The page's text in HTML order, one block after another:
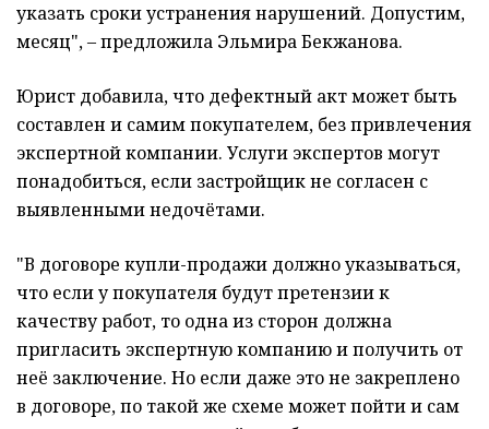
указать сроки устранения нарушений. Допустим,
месяц", – предложила Эльмира Бекжанова.
Юрист добавила, что дефектный акт может быть
составлен и самим покупателем, без привлечения
экспертной компании. Услуги экспертов могут
понадобиться, если застройщик не согласен с
выявленными недочётами.
"В договоре купли-продажи должно указываться,
что если у покупателя будут претензии к
качеству работ, то одна из сторон должна
пригласить экспертную компанию и получить от
неё заключение. Но если даже это не закреплено
в договоре, по такой же схеме может пойти и сам